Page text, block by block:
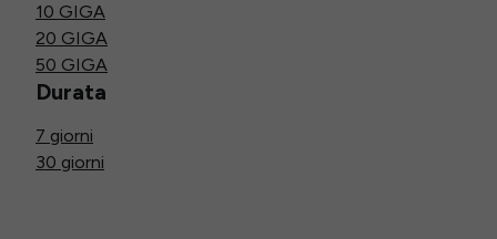
10 GIGA
20 GIGA
50 GIGA
Durata
7 giorni
30 giorni